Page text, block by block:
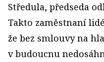
Středula, předseda
Takto zaměstnaní
že bez smlouvy na
v budoucnu